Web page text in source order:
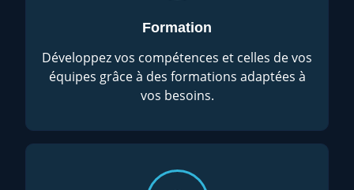
Formation
Développez vos compétences et celles de vos
équipes grâce à des formations adaptées à
vos besoins.